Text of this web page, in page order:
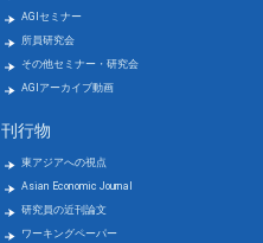
AGIセミナー
所員研究会
その他セミナー・研究会
AGIアーカイブ動画
刊行物
東アジアへの視点
Asian Economic Journal
研究員の近刊論文
ワーキングペーパー